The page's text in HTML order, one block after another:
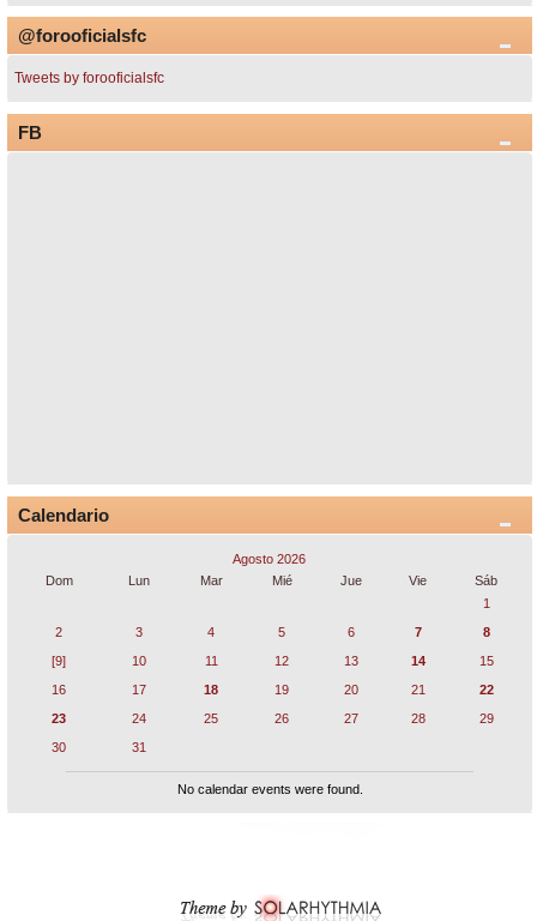
@forooficialsfc
Tweets by forooficialsfc
FB
Calendario
Agosto 2026
Dom
Lun Mar Mié Jue Vie
Sáb
1
2
3 4 5 6 7
8
[9]
10 11 12 13 14
15
16
17 18 19 20 21
22
23
24 25 26 27 28
29
30
31
No calendar events were found.